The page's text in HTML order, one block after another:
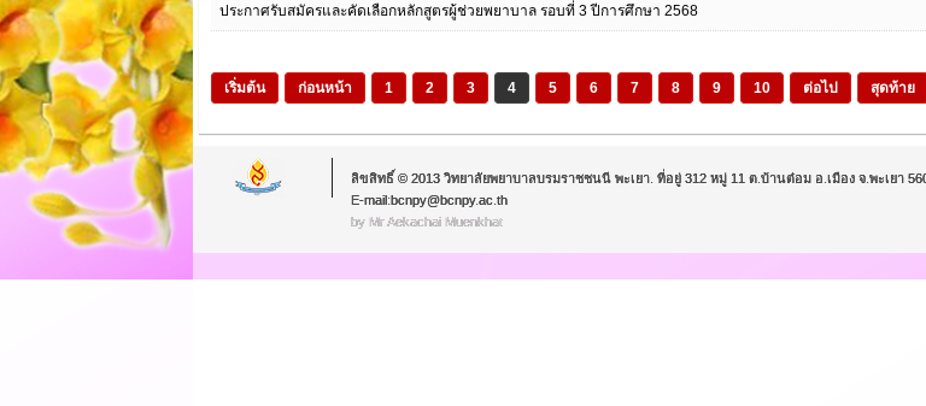
ประกาศรับสมัครและคัดเลือกหลักสูตรผู้ช่วยพยาบาล รอบที่ 3 ปีการศึกษา 2568
เริ่มต้น ก่อนหน้า 1 2 3 4 5 6 7 8 9 10 ต่อไป สุดท้าย
ลิขสิทธิ์ © 2013 วิทยาลัยพยาบาลบรมราชชนนี พะเยา. ที่อยู่ 312 หมู่ 11 ต.บ้านต๋อม อ.เมือง จ.พะเยา
E-mail:bcnpy@bcnpy.ac.th
by Mr.Aekachai Muenkhat